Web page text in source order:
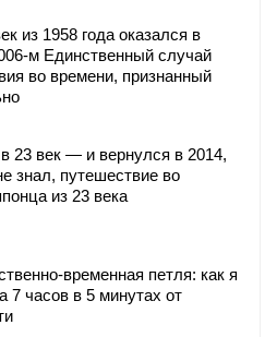
из 1958 года оказался в
м Единственный случай
во времени, признанный
23 век — и вернулся в 2014,
знал, путешествие во
из 23 века
временная петля: как я
7 часов в 5 минутах от